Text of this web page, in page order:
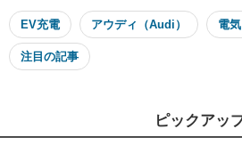
EV充電 アウディ（Audi） 電
注目の記事
ピックアッ